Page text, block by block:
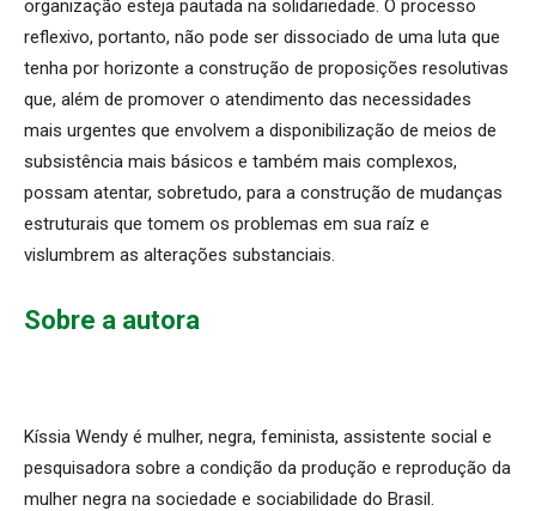
organização esteja pautada na solidariedade. O processo
reflexivo, portanto, não pode ser dissociado de uma luta que
tenha por horizonte a construção de proposições resolutivas
que, além de promover o atendimento das necessidades
mais urgentes que envolvem a disponibilização de meios de
subsistência mais básicos e também mais complexos,
possam atentar, sobretudo, para a construção de mudanças
estruturais que tomem os problemas em sua raíz e
vislumbrem as alterações substanciais.
Sobre a autora
Kíssia Wendy é mulher, negra, feminista, assistente social e
pesquisadora sobre a condição da produção e reprodução da
mulher negra na sociedade e sociabilidade do Brasil.